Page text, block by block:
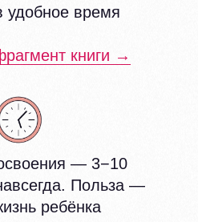
удобное время
книги →
— 3−10
Польза —
ребёнка